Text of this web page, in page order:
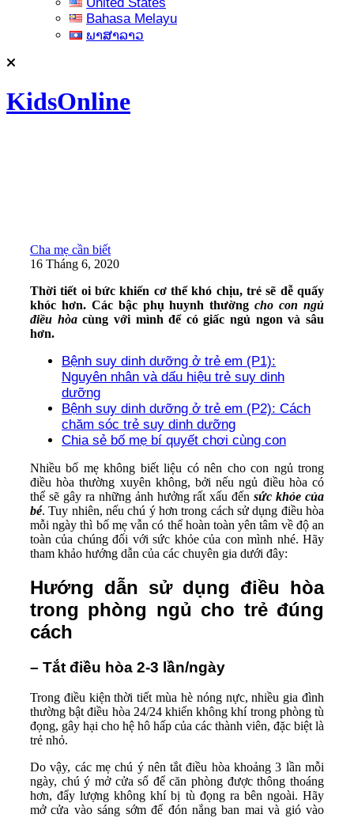
Bahasa Melayu
ພາສາລາວ
KidsOnline
Cha mẹ cần biết
16 Tháng 6, 2020
Thời tiết oi bức khiến cơ thể khó chịu, trẻ sẽ dễ quấy
khóc hơn. Các bậc phụ huynh thườngcho con ngủ
điều hòacùng với mình để có giấc ngủ ngon và sâu
hơn.
Bệnh suy dinh dưỡng ở trẻ em (P1):
Nguyên nhân và dấu hiệu trẻ suy dinh
dưỡng
Bệnh suy dinh dưỡng ở trẻ em (P2): Cách
chăm sóc trẻ suy dinh dưỡng
Chia sẻ bố mẹ bí quyết chơi cùng con
Nhiều bố mẹ không biết liệu có nên cho con ngủ trong
điều hòa thường xuyên không, bởi nếu ngủ điều hòa có
thể sẽ gây ra những ảnh hưởng rất xấu đếnsức khỏe của
bé. Tuy nhiên, nếu chú ý hơn trong cách sử dụng điều hòa
mỗi ngày thì bố mẹ vẫn có thể hoàn toàn yên tâm về độ an
toàn của chúng đối với sức khỏe của con mình nhé. Hãy
tham khảo hướng dẫn của các chuyên gia dưới đây:
Hướng dẫn sử dụng điều hòa
trong phòng ngủ cho trẻ đúng
cách
– Tắt điều hòa 2-3 lần/ngày
Trong điều kiện thời tiết mùa hè nóng nực, nhiều gia đình
thường bật điều hòa 24/24 khiến không khí trong phòng tù
đọng, gây hại cho hệ hô hấp của các thành viên, đặc biệt là
trẻ nhỏ.
Do vậy, các mẹ chú ý nên tắt điều hòa khoảng 3 lần mỗi
ngày, chú ý mở cửa sổ để căn phòng được thông thoáng
hơn, đẩy lượng không khí bị tù đọng ra bên ngoài. Hãy
mở cửa vào sáng sớm để đón nắng ban mai và gió vào